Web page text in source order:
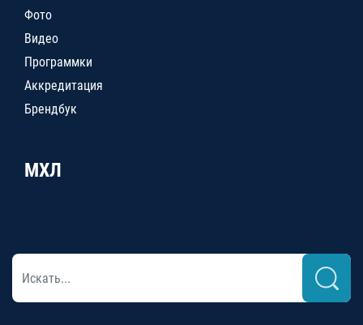
Фото
Видео
Программки
Аккредитация
Брендбук
МХЛ